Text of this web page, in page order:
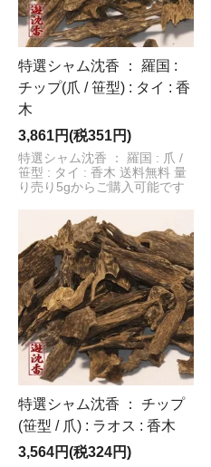
特選シャム沈香 ： 羅国 :
チップ(爪 / 笹型) : タイ : 香
木
3,861円(税351円)
特選シャム沈香 ： 羅国 : 爪 /
笹型 : タイ : 香木 送料無料 量
り売り5gからご購入可能です
特選シャム沈香 ： チップ
(笹型 / 爪) : ラオス : 香木
3,564円(税324円)